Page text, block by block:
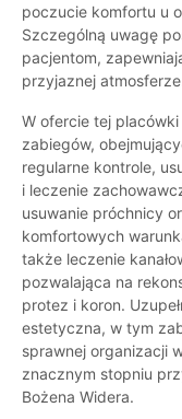
poczucie komfortu u
Szczególną uwagę
pacjentom,
przyjaznej
W ofercie tej
zabiegów,
regularne kontrole,
i leczenie
usuwanie próchnicy
komfortowych
także leczenie
pozwalająca na
protez i koron.
estetyczna, w tym
sprawnej organizacji
znacznym stopniu
Bożena Widera.